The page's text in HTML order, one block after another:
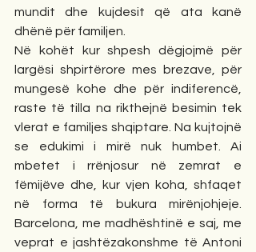
mundit dhe kujdesit që ata kanë
dhënë për familjen.
Në kohët kur shpesh dëgjojmë për
largësi shpirtërore mes brezave, për
mungesë kohe dhe për indiferencë,
raste të tilla na rikthejnë besimin tek
vlerat e familjes shqiptare. Na kujtojnë
se edukimi i mirë nuk humbet. Ai
mbetet i rrënjosur në zemrat e
fëmijëve dhe, kur vjen koha, shfaqet
në forma të bukura mirënjohjeje.
Barcelona, me madhështinë e saj, me
veprat e jashtëzakonshme të Antoni